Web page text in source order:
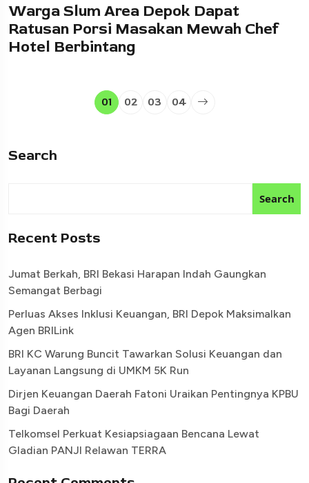
Warga Slum Area Depok Dapat
Ratusan Porsi Masakan Mewah Chef
Hotel Berbintang
01 02 03 04
Search
Search
Recent Posts
Jumat Berkah, BRI Bekasi Harapan Indah Gaungkan
Semangat Berbagi
Perluas Akses Inklusi Keuangan, BRI Depok Maksimalkan
Agen BRILink
BRI KC Warung Buncit Tawarkan Solusi Keuangan dan
Layanan Langsung di UMKM 5K Run
Dirjen Keuangan Daerah Fatoni Uraikan Pentingnya KPBU
Bagi Daerah
Telkomsel Perkuat Kesiapsiagaan Bencana Lewat
Gladian PANJI Relawan TERRA